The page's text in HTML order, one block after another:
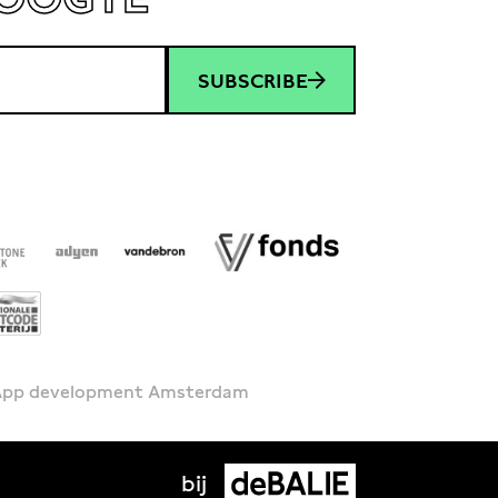
SUBSCRIBE
development Amsterdam
bij